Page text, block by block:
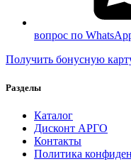
вопрос по
Получить бонусную
Разделы
Каталог
Дисконт АРГО
Контакты
Политика